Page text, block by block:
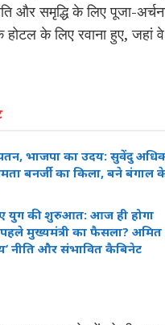
और समृद्धि के लिए पूजा-
के लिए रवाना हुए, जहां वे
भाजपा का उदय: सुवेंदु
बनर्जी का किला, बने बंगाल
युग की शुरुआत: आज ही होगा
मुख्यमंत्री का फैसला? अमित
नीति और संभावित कैबिनेट